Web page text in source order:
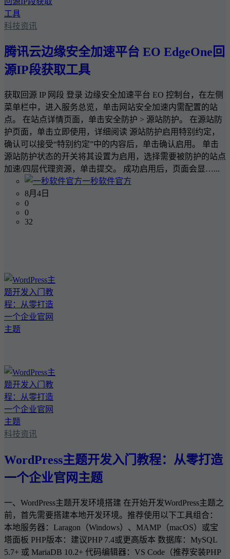
科技资讯
腾讯云边缘安全加速平台 EO EdgeOne回
源IP段获取工具
获取回源 IP 网段 登录 边缘安全加速平台 EO 控制台，在左侧
菜单栏中，进入服务总览，单击网站安全加速内需配置的站
点。 在站点详情页面，单击安全防护 > 源站防护。 在源站防
护页面，单击立即使用，详细阅读 源站防护启用特别约定，
确认可以接受“特别约定”中的内容后，单击确认启用。 单击
源站防护状态的开关将其设置为启用，选择需要被防护的站点
加速/四层代理资源，单击提交。 成功启用后，页面会显…...
一秒软件官方
8月4日
0
0
32
科技资讯
WordPress主题开发入门教程：从零打造
一个企业官网主题
一、WordPress主题开发环境搭建 在开始开发WordPress主题之
前，首先需要搭建本地开发环境。推荐使用以下工具组合：
本地服务器：Laragon（Windows）、MAMP（macOS）或宝
塔面板 PHP版本：建议PHP 7.4或更高版本 数据库：MySQL
5.7+ 或 MariaDB 10.2+ 代码编辑器：VS Code（推荐安装PHP